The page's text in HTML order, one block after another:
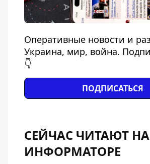
Оперативные новости и
Украина, мир, война.
👇
ПОДПИСАТЬСЯ
СЕЙЧАС ЧИТАЮТ НА
ИНФОРМАТОРЕ